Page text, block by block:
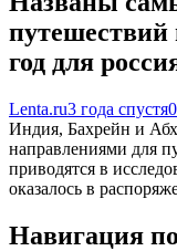
год для
Lenta.ru3 года спустя0
Индия, Бахрейн и
направлениями для
приводятся в
оказалось в
Навигация